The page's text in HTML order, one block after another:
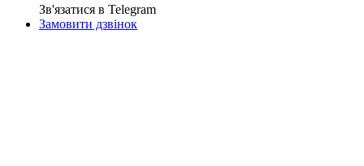
Зв'язатися в Telegram
Замовити дзвінок